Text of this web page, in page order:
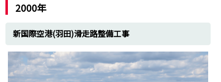
2000年
新国際空港(羽田)滑走路整備工事